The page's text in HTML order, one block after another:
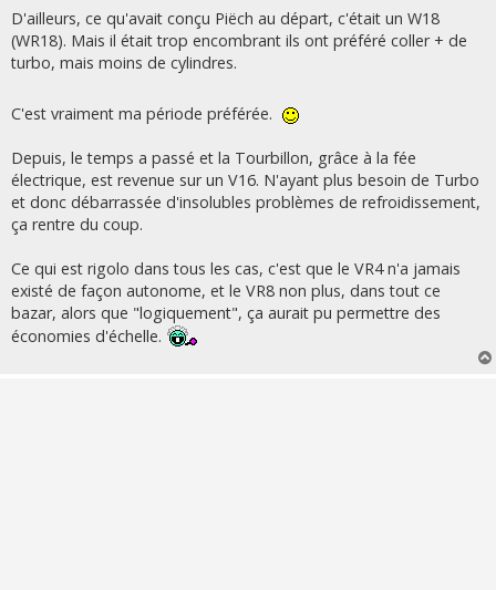
D'ailleurs, ce qu'avait conçu Piëch au départ, c'était un W18
(WR18). Mais il était trop encombrant ils ont préféré coller + de
turbo, mais moins de cylindres.
C'est vraiment ma période préférée.
Depuis, le temps a passé et la Tourbillon, grâce à la fée
électrique, est revenue sur un V16. N'ayant plus besoin de Turbo
et donc débarrassée d'insolubles problèmes de refroidissement,
ça rentre du coup.
Ce qui est rigolo dans tous les cas, c'est que le VR4 n'a jamais
existé de façon autonome, et le VR8 non plus, dans tout ce
bazar, alors que "logiquement", ça aurait pu permettre des
économies d'échelle.